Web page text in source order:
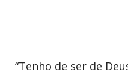
“Tenho de ser de